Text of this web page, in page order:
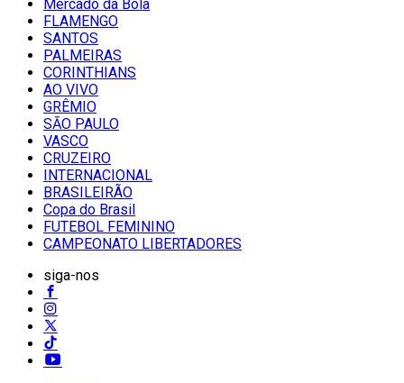
Mercado da Bola
FLAMENGO
SANTOS
PALMEIRAS
CORINTHIANS
AO VIVO
GRÊMIO
SĀO PAULO
VASCO
CRUZEIRO
INTERNACIONAL
BRASILEIRÃO
Copa do Brasil
FUTEBOL FEMININO
CAMPEONATO LIBERTADORES
siga-nos